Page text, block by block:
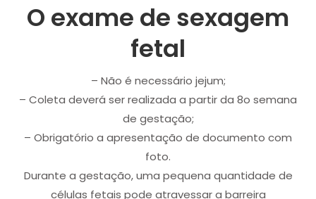
O exame de sexagem
fetal
– Não é necessário jejum;
– Coleta deverá ser realizada a partir da 8o semana
de gestação;
– Obrigatório a apresentação de documento com
foto.
Durante a gestação, uma pequena quantidade de
células fetais pode atravessar a barreira